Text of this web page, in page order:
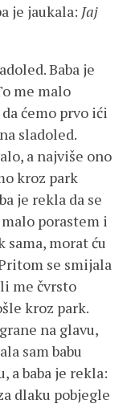
je jaukala: Jaj
Baba je
me malo
ćemo prvo ići
sladoled.
a najviše ono
kroz park
je rekla da se
porastem i
morat ću
se smijala
me čvrsto
kroz park.
na glavu,
sam babu
a baba je rekla:
dlaku pobjegle